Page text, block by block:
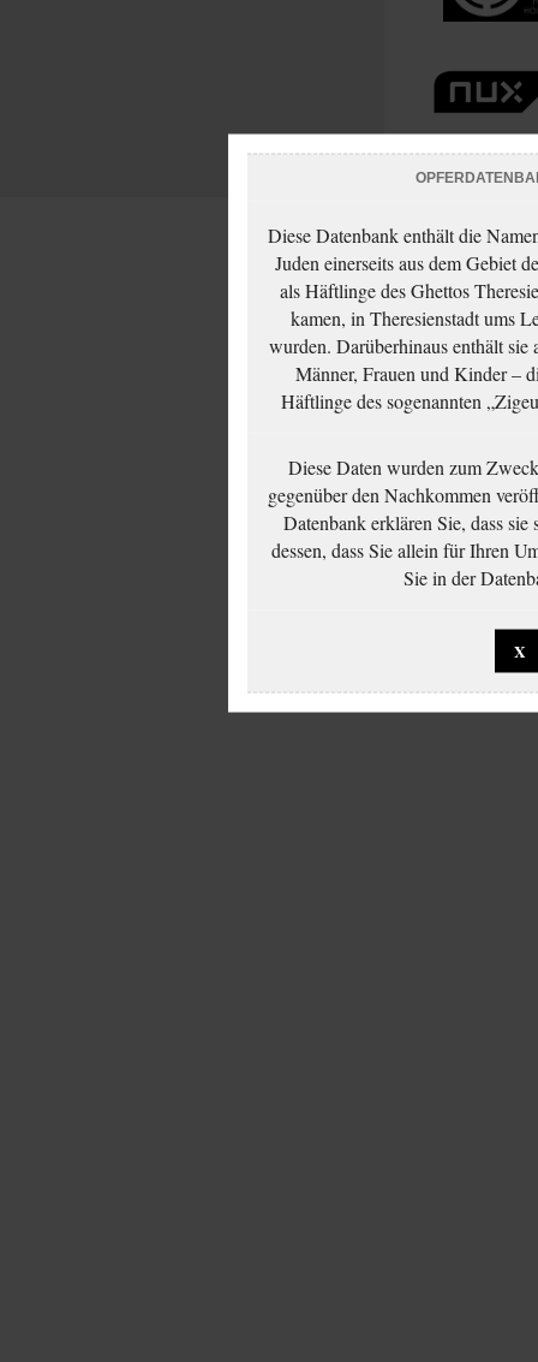
Diese Datenbank enthält die
Juden einerseits aus dem Gebiet
als Häftlinge des Ghettos
kamen, in Theresienstadt ums
wurden. Darüberhinaus enthält
Männer, Frauen und Kinder –
Häftlinge des sogenannten
Diese Daten wurden zum
gegenüber den Nachkommen
Datenbank erklären Sie, dass sie
dessen, dass Sie allein für Ihren
Sie in der
X